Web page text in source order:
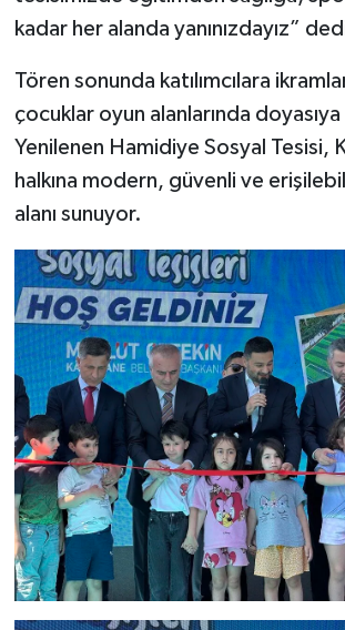
kadar her alanda yanınızdayız”
Tören sonunda katılımcılara
çocuklar oyun alanlarında
Yenilenen Hamidiye Sosyal Tesisi,
halkına modern, güvenli ve
alanı sunuyor.